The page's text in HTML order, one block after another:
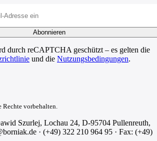
Abonnieren
durch reCAPTCHA geschützt – es gelten die
und die Nutzungsbedingungen.
vorbehalten.
Szurlej, Lochau 24, D-95704 Pullenreuth,
· (+49) 322 210 964 95 · Fax: (+49)